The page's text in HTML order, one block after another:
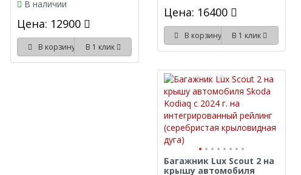
В наличии
Цена: 12900
В корзину В 1 клик
Цена: 16400
В корзину В 1 клик
Багажник Lux Scout 2 на
крышу автомобиля